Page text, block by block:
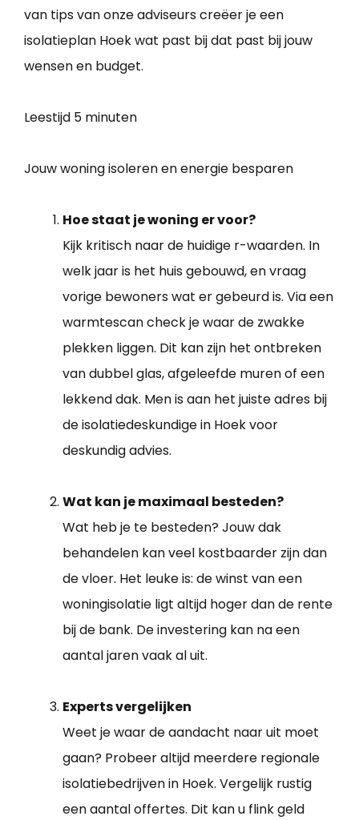
van tips van onze adviseurs creëer je een
isolatieplan Hoek wat past bij dat past bij jouw
wensen en budget.
Leestijd 5 minuten
Jouw woning isoleren en energie besparen
Hoe staat je woning er voor?
Kijk kritisch naar de huidige r-waarden. In
welk jaar is het huis gebouwd, en vraag
vorige bewoners wat er gebeurd is. Via een
warmtescan check je waar de zwakke
plekken liggen. Dit kan zijn het ontbreken
van dubbel glas, afgeleefde muren of een
lekkend dak. Men is aan het juiste adres bij
de isolatiedeskundige in Hoek voor
deskundig advies.
Wat kan je maximaal besteden?
Wat heb je te besteden? Jouw dak
behandelen kan veel kostbaarder zijn dan
de vloer. Het leuke is: de winst van een
woningisolatie ligt altijd hoger dan de rente
bij de bank. De investering kan na een
aantal jaren vaak al uit.
Experts vergelijken
Weet je waar de aandacht naar uit moet
gaan? Probeer altijd meerdere regionale
isolatiebedrijven in Hoek. Vergelijk rustig
een aantal offertes. Dit kan u flink geld